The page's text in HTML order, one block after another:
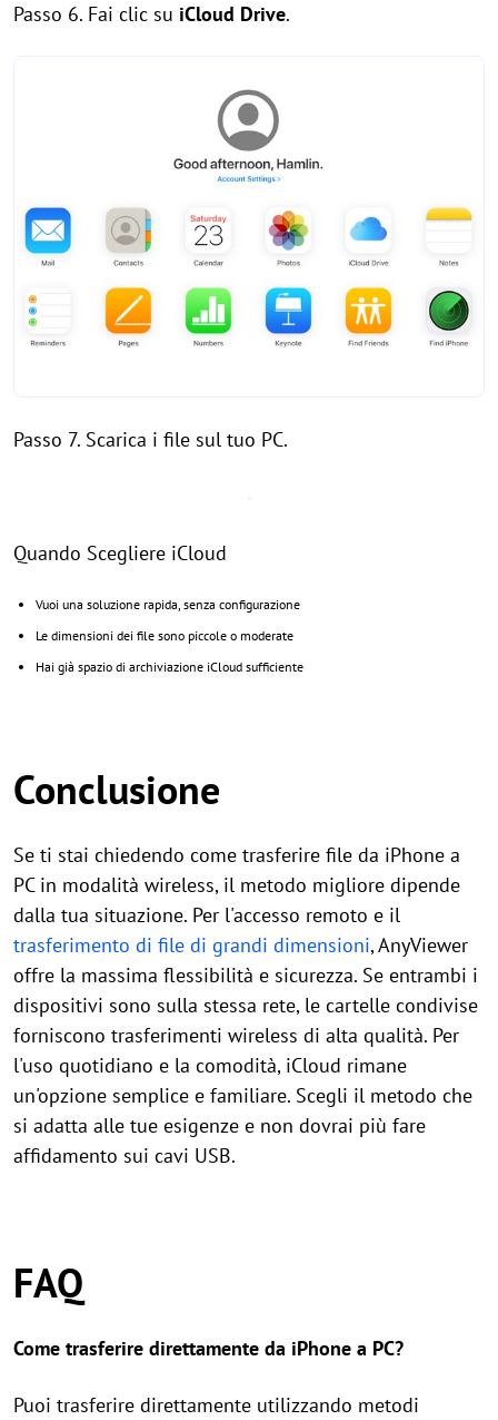
Passo 6. Fai clic su iCloud Drive.
Passo 7. Scarica i file sul tuo PC.
Quando Scegliere iCloud
Vuoi una soluzione rapida, senza configurazione
Le dimensioni dei file sono piccole o moderate
Hai già spazio di archiviazione iCloud sufficiente
Conclusione
Se ti stai chiedendo come trasferire file da iPhone a
PC in modalità wireless, il metodo migliore dipende
dalla tua situazione. Per l'accesso remoto e il
trasferimento di file di grandi dimensioni, AnyViewer
offre la massima flessibilità e sicurezza. Se entrambi i
dispositivi sono sulla stessa rete, le cartelle condivise
forniscono trasferimenti wireless di alta qualità. Per
l'uso quotidiano e la comodità, iCloud rimane
un'opzione semplice e familiare. Scegli il metodo che
si adatta alle tue esigenze e non dovrai più fare
affidamento sui cavi USB.
FAQ
Come trasferire direttamente da iPhone a PC?
Puoi trasferire direttamente utilizzando metodi